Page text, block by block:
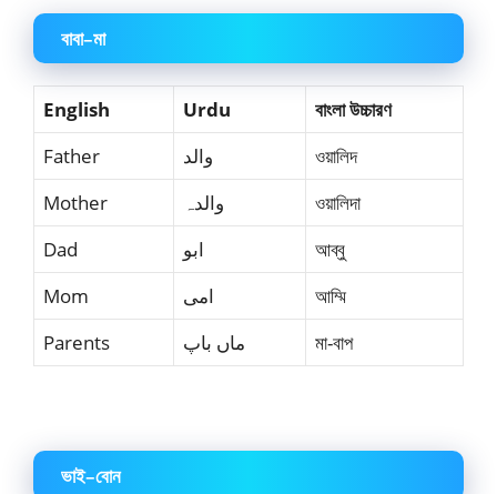
বাবা–মা
English Urdu
বাংলা উচ্চারণ
Father
والد
ওয়ালিদ
Mother
والدہ
ওয়ালিদা
Dad
ابو
আব্বু
Mom
امی
আম্মি
Parents
ماں باپ মা-বাপ
ভাই–বোন